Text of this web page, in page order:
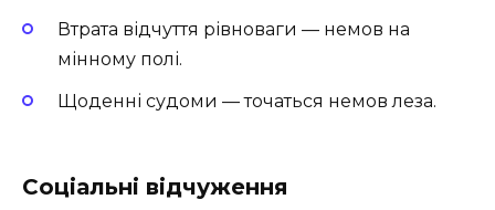
Втрата відчуття рівноваги — немов на
мінному полі.
Щоденні судоми — точаться немов леза.
Соціальні відчуження